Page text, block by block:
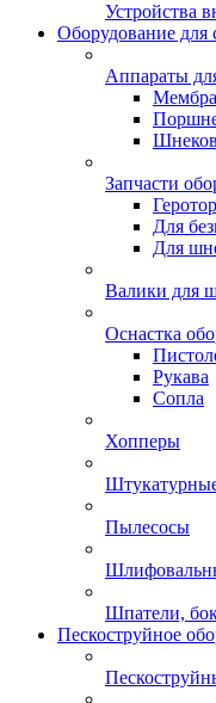
Устройства
Оборудование для
Аппараты
Запчасти
Для
Для
Валики для
Оснастка
Рукава
Сопла
Хопперы
Пылесосы
Шпатели,
Пескоструйное